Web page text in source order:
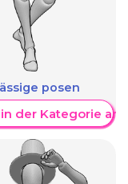
posen
der Kategorie